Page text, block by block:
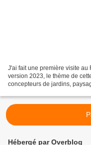
J'ai fait une première visite au
version 2023, le thème de
concepteurs de jardins,
Hébergé par Overblog